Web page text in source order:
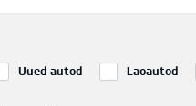
Uued autod Laoautod